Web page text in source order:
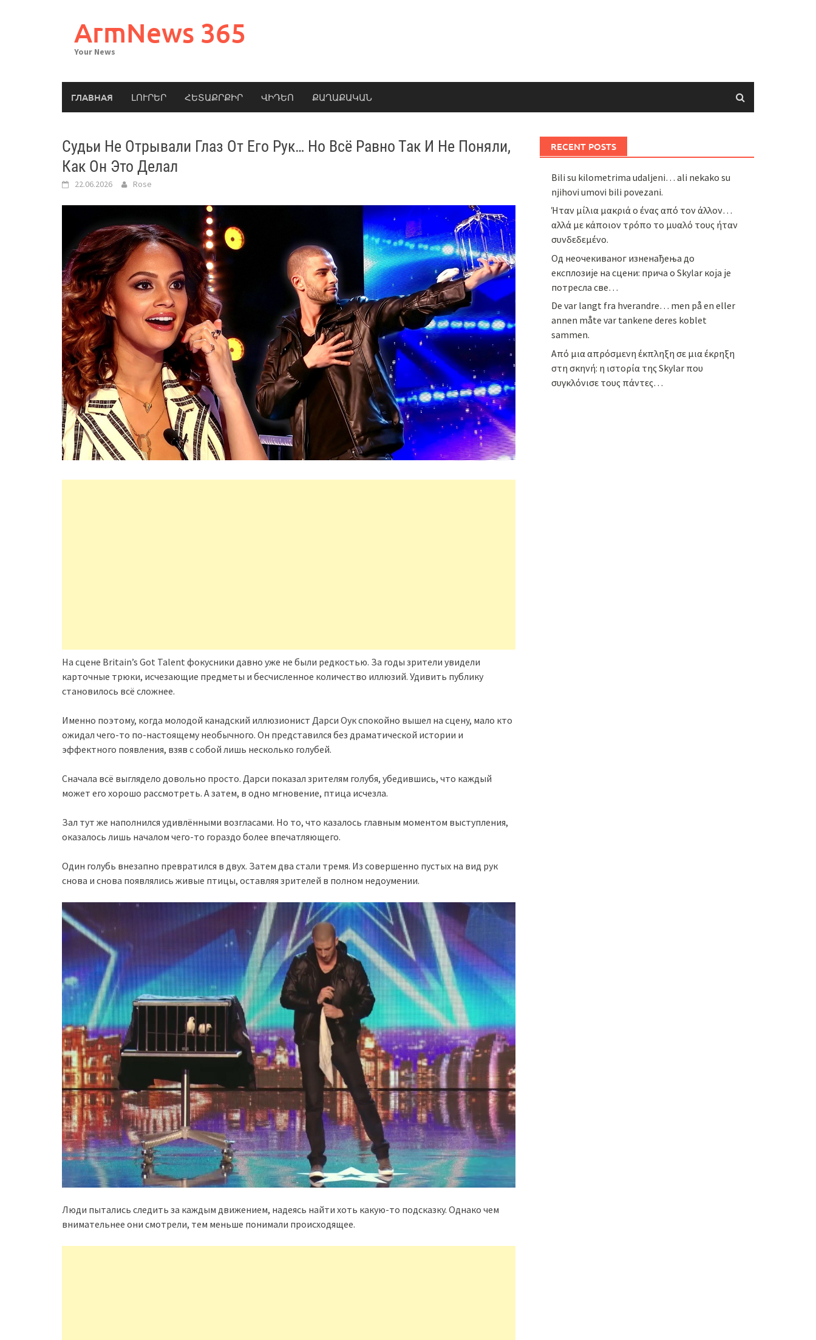
ArmNews 365
Your News
ГЛАВНАЯ ԼՈՒՐԵՐ ՀԵՏԱՔՐՔԻՐ ՎԻԴԵՈ ՔԱՂԱՔԱԿԱՆ
Судьи Не Отрывали Глаз От Его Рук… Но Всё Равно Так И Не Поняли,
Как Он Это Делал
22.06.2026 Rose
На сцене Britain’s Got Talent фокусники давно уже не были редкостью. За годы зрители увидели
карточные трюки, исчезающие предметы и бесчисленное количество иллюзий. Удивить публику
становилось всё сложнее.
Именно поэтому, когда молодой канадский иллюзионист Дарси Оук спокойно вышел на сцену, мало кто
ожидал чего-то по-настоящему необычного. Он представился без драматической истории и
эффектного появления, взяв с собой лишь несколько голубей.
Сначала всё выглядело довольно просто. Дарси показал зрителям голубя, убедившись, что каждый
может его хорошо рассмотреть. А затем, в одно мгновение, птица исчезла.
Зал тут же наполнился удивлёнными возгласами. Но то, что казалось главным моментом выступления,
оказалось лишь началом чего-то гораздо более впечатляющего.
Один голубь внезапно превратился в двух. Затем два стали тремя. Из совершенно пустых на вид рук
снова и снова появлялись живые птицы, оставляя зрителей в полном недоумении.
Люди пытались следить за каждым движением, надеясь найти хоть какую-то подсказку. Однако чем
внимательнее они смотрели, тем меньше понимали происходящее.
RECENT POSTS
Bili su kilometrima udaljeni… ali nekako su
njihovi umovi bili povezani.
Ήταν μίλια μακριά ο ένας από τον άλλον…
αλλά με κάποιον τρόπο το μυαλό τους ήταν
συνδεδεμένο.
Од неочекиваног изненађења до
експлозије на сцени: прича о Skylar која је
потресла све…
De var langt fra hverandre… men på en eller
annen måte var tankene deres koblet
sammen.
Από μια απρόσμενη έκπληξη σε μια έκρηξη
στη σκηνή: η ιστορία της Skylar που
συγκλόνισε τους πάντες…